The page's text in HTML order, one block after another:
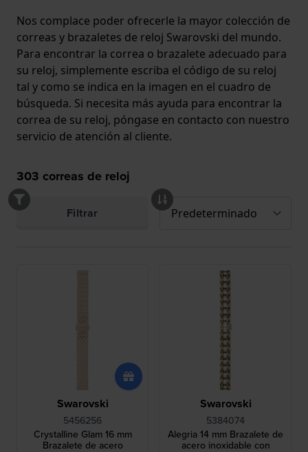
Nos complace poder ofrecerle la mayor colección de
correas y brazaletes de reloj Swarovski del mundo.
Para encontrar la correa o brazalete adecuado para
su reloj, simplemente escriba el código de su reloj
tal y como se indica en la imagen en el cuadro de
búsqueda. Si necesita más ayuda para encontrar la
correa de su reloj, póngase en contacto con nuestro
servicio de atención al cliente.
303 correas de reloj
Filtrar
Swarovski
5456256
Crystalline Glam 16 mm
Brazalete de acero
Swarovski
5384074
Alegria 14 mm Brazalete de
acero inoxidable con